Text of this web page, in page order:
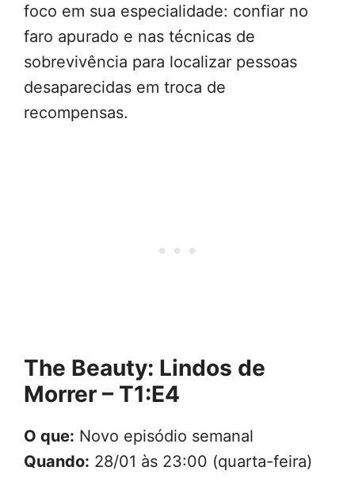
foco em sua especialidade: confiar no
faro apurado e nas técnicas de
sobrevivência para localizar pessoas
desaparecidas em troca de
recompensas.
The Beauty: Lindos de
Morrer – T1:E4
O que: Novo episódio semanal
Quando: 28/01 às 23:00 (quarta-feira)